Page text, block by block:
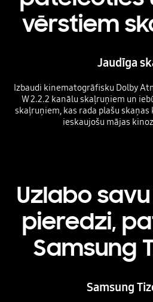
vērstiem
Jaudīga
Izbaudi kinematogrāfisku Dolby
W 2.2.2 kanālu skaļruņiem un
skaļruņiem, kas rada plašu
ieskaujošu mājas
Uzlabo
pieredzi,
Samsung
Samsung